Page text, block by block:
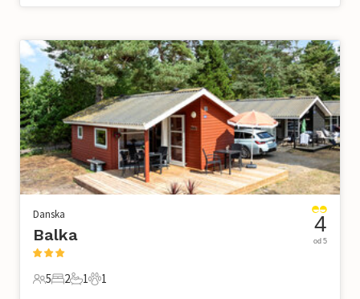
Danska
Balka
5 Gosti
5
2 Spavaće sobe
2
1 Kupaonica
1
1 Kućni ljubimac
1
4
od 5